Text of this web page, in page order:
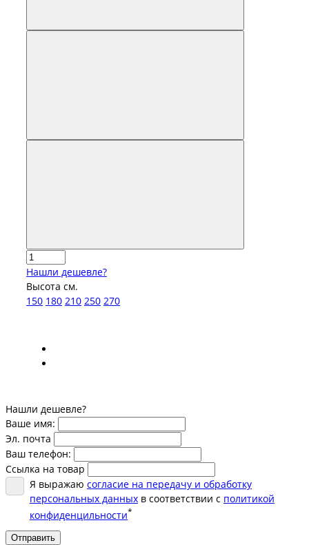
Нашли дешевле?
Высота см.
150 180 210 250 270
Нашли дешевле?
Ваше имя:
Эл. почта
Ваш телефон:
Ссылка на товар
Я выражаю согласие на передачу и обработку
персональных данных в соответствии с политикой
конфиденцильности*
Отправить